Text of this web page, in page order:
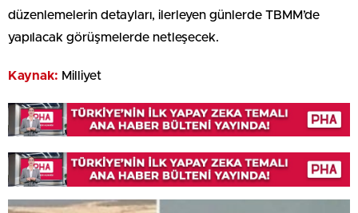
düzenlemelerin detayları, ilerleyen günlerde TBMM’de
yapılacak görüşmelerde netleşecek.
Kaynak: Milliyet